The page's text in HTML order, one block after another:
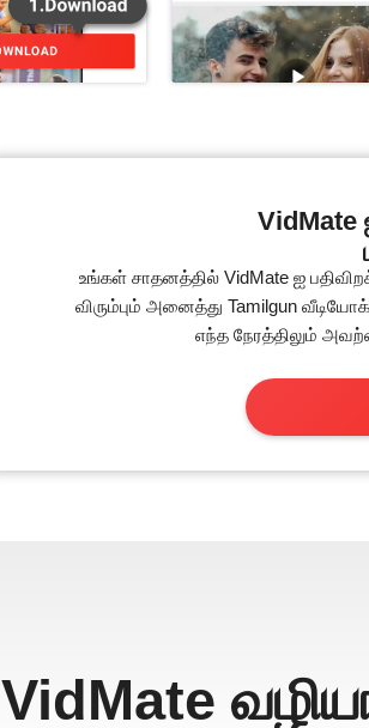
உங்கள் சாதனத்தில் VidMate ஐ
விரும்பும் அனைத்து Tamilgun
எந்த நேரத்திலும்
VidMate